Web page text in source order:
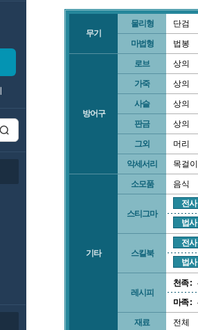
무기
물리형 단검
마법형 법봉
방어구
로브 상의
가죽 상의
사슬 상의
판금 상의
그외 머리
악세서리 목걸이
기타
소모품 음식
스티그마
전사
법사
스킬북
전사
법사
레시피
천족 :
마족 :
재료 전체